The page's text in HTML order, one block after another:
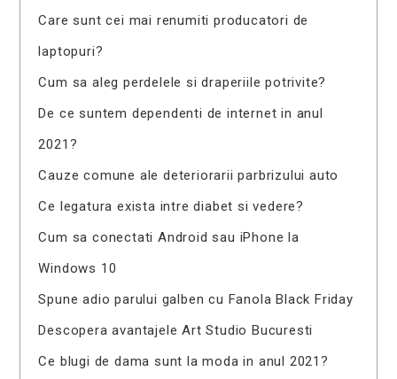
Care sunt cei mai renumiti producatori de
laptopuri?
Cum sa aleg perdelele si draperiile potrivite?
De ce suntem dependenti de internet in anul
2021?
Cauze comune ale deteriorarii parbrizului auto
Ce legatura exista intre diabet si vedere?
Cum sa conectati Android sau iPhone la
Windows 10
Spune adio parului galben cu Fanola Black Friday
Descopera avantajele Art Studio Bucuresti
Ce blugi de dama sunt la moda in anul 2021?